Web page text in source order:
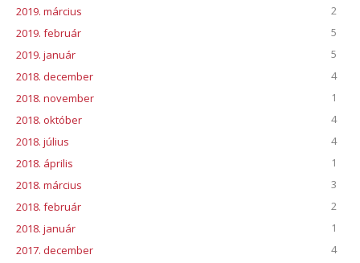
2019. március
2
2019. február
5
2019. január
5
2018. december
4
2018. november
1
2018. október
4
2018. július
4
2018. április
1
2018. március
3
2018. február
2
2018. január
1
2017. december
4